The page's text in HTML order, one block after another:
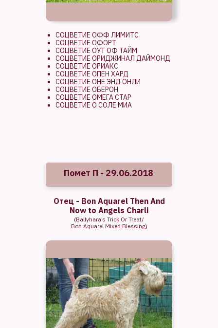
СОЦВЕТИЕ ОФФ ЛИМИТС
СОЦВЕТИЕ ОФОРТ
СОЦВЕТИЕ ОУТ ОФ ТАЙМ
СОЦВЕТИЕ ОРИДЖИНАЛ ДАЙМОНД
СОЦВЕТИЕ ОРИАКС
СОЦВЕТИЕ ОПЕН ХАРД
СОЦВЕТИЕ ОНЕ ЭНД ОНЛИ
СОЦВЕТИЕ ОБЕРОН
СОЦВЕТИЕ ОМЕГА СТАР
СОЦВЕТИЕ О СОЛЕ МИА
(Ballyhara’s Trick Or Treat/
Bon Aquarel Mixed Blessing)
Отец - Bon Aquarel Then And
Now to Angels Charli
Помет П - 29.06.2018